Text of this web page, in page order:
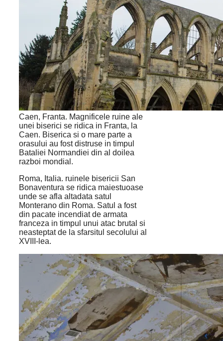
Caen, Franta. Magnificele ruine ale
unei biserici se ridica in Franta, la
Caen. Biserica si o mare parte a
orasului au fost distruse in timpul
Bataliei Normandiei din al doilea
razboi mondial.
Roma, Italia. ruinele bisericii San
Bonaventura se ridica maiestuoase
unde se afla altadata satul
Monterano din Roma. Satul a fost
din pacate incendiat de armata
franceza in timpul unui atac brutal si
neasteptat de la sfarsitul secolului al
XVIII-lea.